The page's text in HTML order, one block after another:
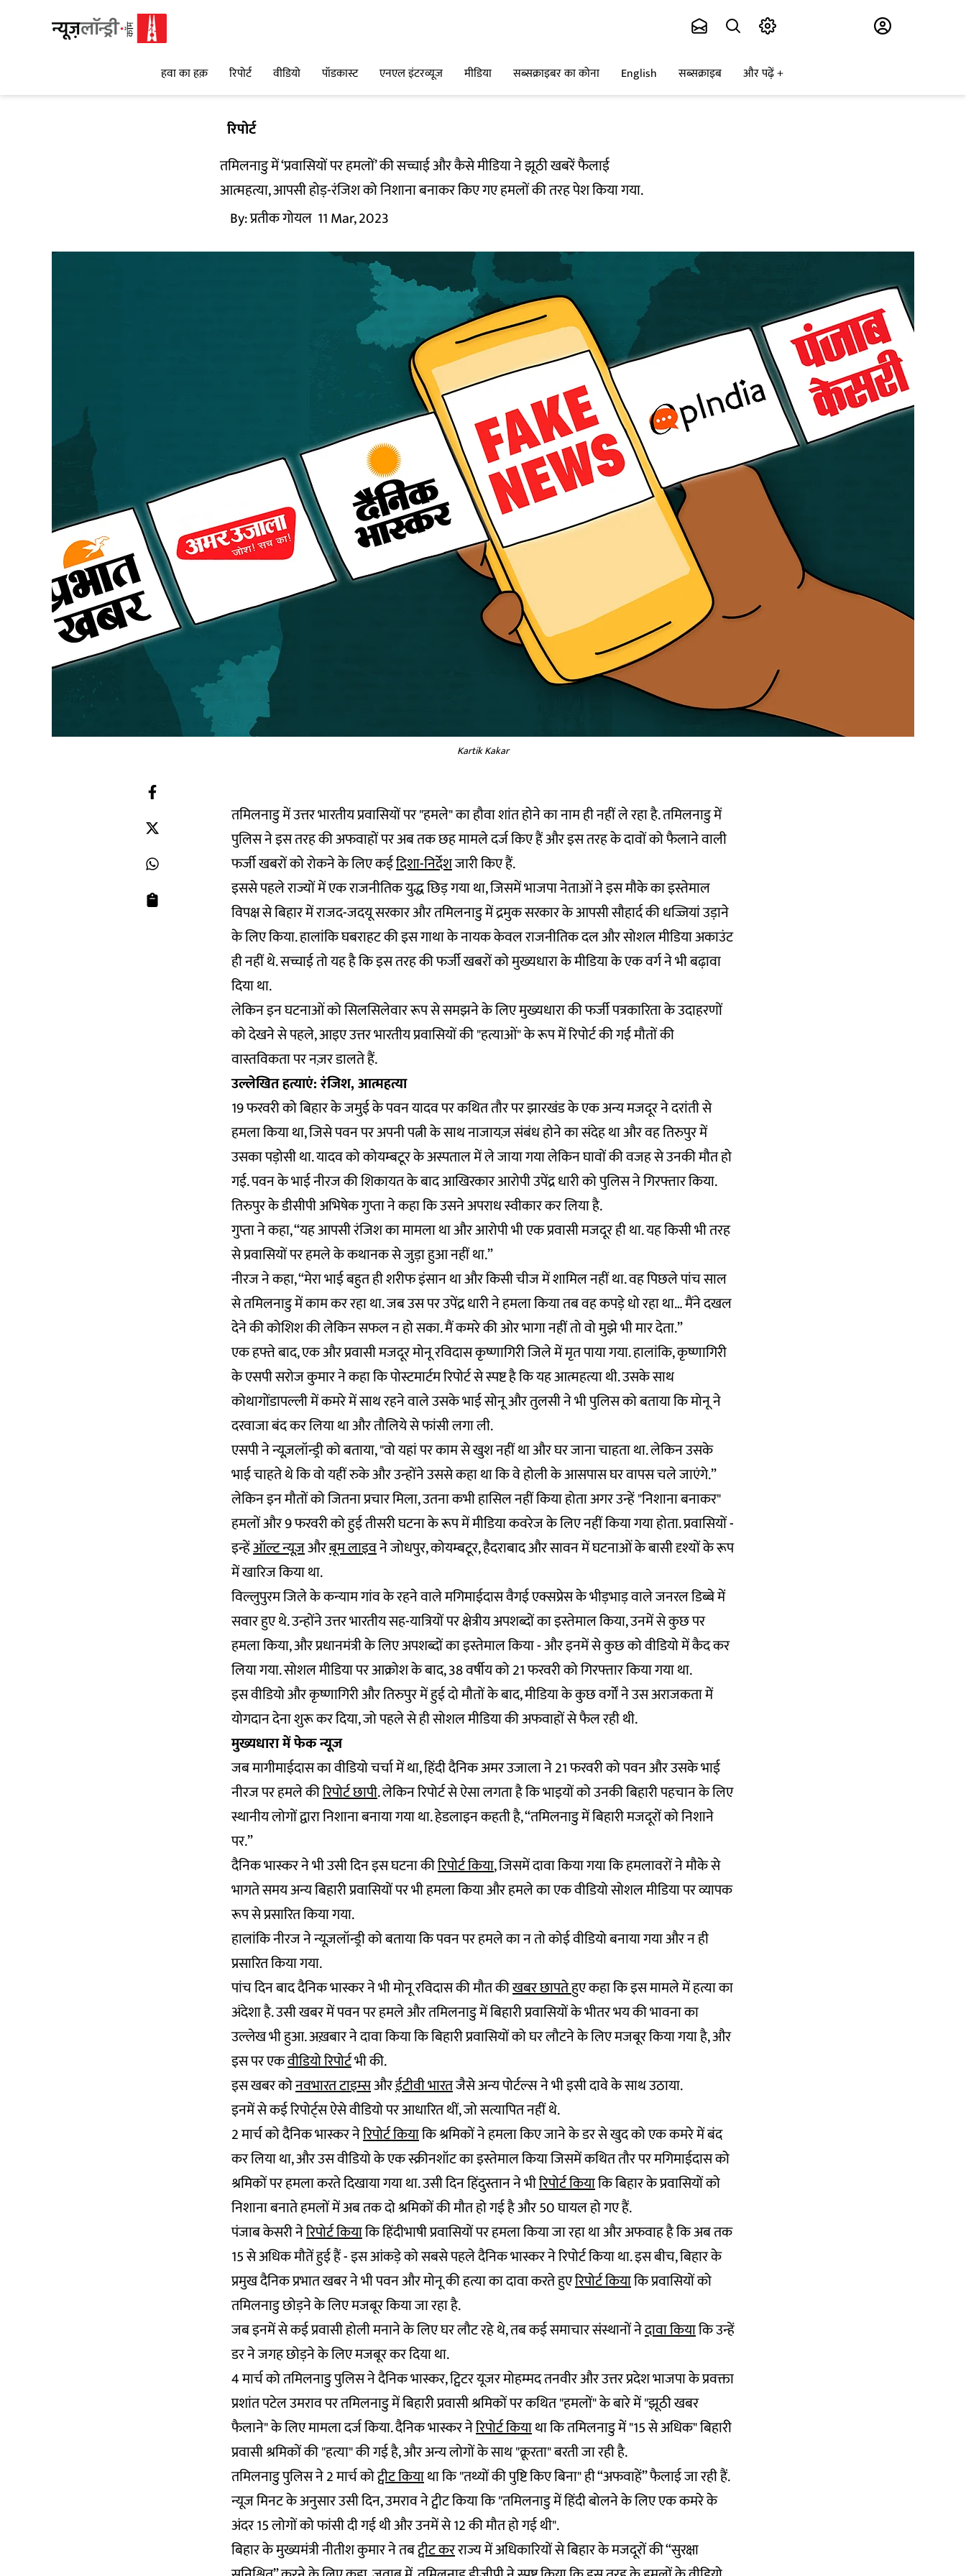
हवा का हक़ रिपोर्ट वीडियो पॉडकास्ट एनएल इंटरव्यूज मीडिया सब्सक्राइबर का कोना English सब्सक्राइब और पढ़ें
रिपोर्ट
तमिलनाडु में ‘प्रवासियों पर हमलों’ की सच्चाई और कैसे मीडिया ने झूठी खबरें फैलाई
आत्महत्या, आपसी होड़-रंजिश को निशाना बनाकर किए गए हमलों की तरह पेश किया गया.
By:प्रतीक गोयल 11 Mar, 2023
Kartik Kakar
तमिलनाडु में उत्तर भारतीय प्रवासियों पर "हमले" का हौवा शांत होने का नाम ही नहीं ले रहा है. तमिलनाडु में
पुलिस ने इस तरह की अफवाहों पर अब तक छह मामले दर्ज किए हैं और इस तरह के दावों को फैलाने वाली
फर्जी खबरों को रोकने के लिए कईदिशा-निर्देशजारी किए हैं.
इससे पहले राज्यों में एक राजनीतिक युद्ध छिड़ गया था, जिसमें भाजपा नेताओं ने इस मौके का इस्तेमाल
विपक्ष से बिहार में राजद-जदयू सरकार और तमिलनाडु में द्रमुक सरकार के आपसी सौहार्द की धज्जियां उड़ाने
के लिए किया. हालांकि घबराहट की इस गाथा के नायक केवल राजनीतिक दल और सोशल मीडिया अकाउंट
ही नहीं थे. सच्चाई तो यह है कि इस तरह की फर्जी खबरों को मुख्यधारा के मीडिया के एक वर्ग ने भी बढ़ावा
दिया था.
लेकिन इन घटनाओं को सिलसिलेवार रूप से समझने के लिए मुख्यधारा की फर्जी पत्रकारिता के उदाहरणों
को देखने से पहले, आइए उत्तर भारतीय प्रवासियों की "हत्याओं" के रूप में रिपोर्ट की गई मौतों की
वास्तविकता पर नज़र डालते हैं.
उल्लेखित हत्याएं: रंजिश, आत्महत्या
19 फरवरी को बिहार के जमुई के पवन यादव पर कथित तौर पर झारखंड के एक अन्य मजदूर ने दरांती से
हमला किया था, जिसे पवन पर अपनी पत्नी के साथ नाजायज़ संबंध होने का संदेह था और वह तिरुपुर में
उसका पड़ोसी था. यादव को कोयम्बटूर के अस्पताल में ले जाया गया लेकिन घावों की वजह से उनकी मौत हो
गई. पवन के भाई नीरज की शिकायत के बाद आखिरकार आरोपी उपेंद्र धारी को पुलिस ने गिरफ्तार किया.
तिरुपुर के डीसीपी अभिषेक गुप्ता ने कहा कि उसने अपराध स्वीकार कर लिया है.
गुप्ता ने कहा, “यह आपसी रंजिश का मामला था और आरोपी भी एक प्रवासी मजदूर ही था. यह किसी भी तरह
से प्रवासियों पर हमले के कथानक से जुड़ा हुआ नहीं था.”
नीरज ने कहा, “मेरा भाई बहुत ही शरीफ इंसान था और किसी चीज में शामिल नहीं था. वह पिछले पांच साल
से तमिलनाडु में काम कर रहा था. जब उस पर उपेंद्र धारी ने हमला किया तब वह कपड़े धो रहा था… मैंने दखल
देने की कोशिश की लेकिन सफल न हो सका. मैं कमरे की ओर भागा नहीं तो वो मुझे भी मार देता.”
एक हफ्ते बाद, एक और प्रवासी मजदूर मोनू रविदास कृष्णागिरी जिले में मृत पाया गया. हालांकि, कृष्णागिरी
के एसपी सरोज कुमार ने कहा कि पोस्टमार्टम रिपोर्ट से स्पष्ट है कि यह आत्महत्या थी. उसके साथ
कोथागोंडापल्ली में कमरे में साथ रहने वाले उसके भाई सोनू और तुलसी ने भी पुलिस को बताया कि मोनू ने
दरवाजा बंद कर लिया था और तौलिये से फांसी लगा ली.
एसपी ने न्यूज़लॉन्ड्री को बताया, "वो यहां पर काम से खुश नहीं था और घर जाना चाहता था. लेकिन उसके
भाई चाहते थे कि वो यहीं रुके और उन्होंने उससे कहा था कि वे होली के आसपास घर वापस चले जाएंगे.”
लेकिन इन मौतों को जितना प्रचार मिला, उतना कभी हासिल नहीं किया होता अगर उन्हें "निशाना बनाकर"
हमलों और 9 फरवरी को हुई तीसरी घटना के रूप में मीडिया कवरेज के लिए नहीं किया गया होता. प्रवासियों -
इन्हेंऑल्ट न्यूज़औरबूम लाइवने जोधपुर, कोयम्बटूर, हैदराबाद और सावन में घटनाओं के बासी दृश्यों के रूप
में खारिज किया था.
विल्लुपुरम जिले के कन्याम गांव के रहने वाले मगिमाईदास वैगई एक्सप्रेस के भीड़भाड़ वाले जनरल डिब्बे में
सवार हुए थे. उन्होंने उत्तर भारतीय सह-यात्रियों पर क्षेत्रीय अपशब्दों का इस्तेमाल किया, उनमें से कुछ पर
हमला किया, और प्रधानमंत्री के लिए अपशब्दों का इस्तेमाल किया - और इनमें से कुछ को वीडियो में कैद कर
लिया गया. सोशल मीडिया पर आक्रोश के बाद, 38 वर्षीय को 21 फरवरी को गिरफ्तार किया गया था.
इस वीडियो और कृष्णागिरी और तिरुपुर में हुई दो मौतों के बाद, मीडिया के कुछ वर्गों ने उस अराजकता में
योगदान देना शुरू कर दिया, जो पहले से ही सोशल मीडिया की अफवाहों से फैल रही थी.
मुख्यधारा में फेक न्यूज
जब मागीमाईदास का वीडियो चर्चा में था, हिंदी दैनिक अमर उजाला ने 21 फरवरी को पवन और उसके भाई
नीरज पर हमले कीरिपोर्ट छापी. लेकिन रिपोर्ट से ऐसा लगता है कि भाइयों को उनकी बिहारी पहचान के लिए
स्थानीय लोगों द्वारा निशाना बनाया गया था. हेडलाइन कहती है, “तमिलनाडु में बिहारी मजदूरों को निशाने
पर.”
दैनिक भास्कर ने भी उसी दिन इस घटना कीरिपोर्ट किया, जिसमें दावा किया गया कि हमलावरों ने मौके से
भागते समय अन्य बिहारी प्रवासियों पर भी हमला किया और हमले का एक वीडियो सोशल मीडिया पर व्यापक
रूप से प्रसारित किया गया.
हालांकि नीरज ने न्यूज़लॉन्ड्री को बताया कि पवन पर हमले का न तो कोई वीडियो बनाया गया और न ही
प्रसारित किया गया.
पांच दिन बाद दैनिक भास्कर ने भी मोनू रविदास की मौत कीखबर छापतेहुए कहा कि इस मामले में हत्या का
अंदेशा है. उसी खबर में पवन पर हमले और तमिलनाडु में बिहारी प्रवासियों के भीतर भय की भावना का
उल्लेख भी हुआ. अख़बार ने दावा किया कि बिहारी प्रवासियों को घर लौटने के लिए मजबूर किया गया है, और
इस पर एकवीडियो रिपोर्टभी की.
इस खबर कोनवभारत टाइम्सऔरईटीवी भारतजैसे अन्य पोर्टल्स ने भी इसी दावे के साथ उठाया.
इनमें से कई रिपोर्ट्स ऐसे वीडियो पर आधारित थीं, जो सत्यापित नहीं थे.
2 मार्च को दैनिक भास्कर नेरिपोर्ट कियाकि श्रमिकों ने हमला किए जाने के डर से खुद को एक कमरे में बंद
कर लिया था, और उस वीडियो के एक स्क्रीनशॉट का इस्तेमाल किया जिसमें कथित तौर पर मगिमाईदास को
श्रमिकों पर हमला करते दिखाया गया था. उसी दिन हिंदुस्तान ने भीरिपोर्ट कियाकि बिहार के प्रवासियों को
निशाना बनाते हमलों में अब तक दो श्रमिकों की मौत हो गई है और 50 घायल हो गए हैं.
पंजाब केसरी नेरिपोर्ट कियाकि हिंदीभाषी प्रवासियों पर हमला किया जा रहा था और अफवाह है कि अब तक
15 से अधिक मौतें हुई हैं - इस आंकड़े को सबसे पहले दैनिक भास्कर ने रिपोर्ट किया था. इस बीच, बिहार के
प्रमुख दैनिक प्रभात खबर ने भी पवन और मोनू की हत्या का दावा करते हुएरिपोर्ट कियाकि प्रवासियों को
तमिलनाडु छोड़ने के लिए मजबूर किया जा रहा है.
जब इनमें से कई प्रवासी होली मनाने के लिए घर लौट रहे थे, तब कई समाचार संस्थानों नेदावा कियाकि उन्हें
डर ने जगह छोड़ने के लिए मजबूर कर दिया था.
4 मार्च को तमिलनाडु पुलिस ने दैनिक भास्कर, ट्विटर यूजर मोहम्मद तनवीर और उत्तर प्रदेश भाजपा के प्रवक्ता
प्रशांत पटेल उमराव पर तमिलनाडु में बिहारी प्रवासी श्रमिकों पर कथित "हमलों" के बारे में "झूठी खबर
फैलाने" के लिए मामला दर्ज किया. दैनिक भास्कर नेरिपोर्ट कियाथा कि तमिलनाडु में "15 से अधिक" बिहारी
प्रवासी श्रमिकों की "हत्या" की गई है, और अन्य लोगों के साथ "क्रूरता" बरती जा रही है.
तमिलनाडु पुलिस ने 2 मार्च कोट्वीट कियाथा कि "तथ्यों की पुष्टि किए बिना" ही “अफवाहें” फैलाई जा रही हैं.
न्यूज मिनट के अनुसार उसी दिन, उमराव ने ट्वीट किया कि "तमिलनाडु में हिंदी बोलने के लिए एक कमरे के
अंदर 15 लोगों को फांसी दी गई थी और उनमें से 12 की मौत हो गई थी".
बिहार के मुख्यमंत्री नीतीश कुमार ने तबट्वीट करराज्य में अधिकारियों से बिहार के मजदूरों की “सुरक्षा